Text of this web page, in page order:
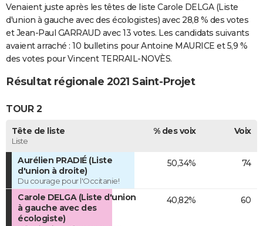
Venaient juste après les têtes de liste Carole DELGA (Liste
d'union à gauche avec des écologistes) avec 28,8 % des votes
et Jean-Paul GARRAUD avec 13 votes. Les candidats suivants
avaient arraché : 10 bulletins pour Antoine MAURICE et 5,9 %
des votes pour Vincent TERRAIL-NOVÈS.
Résultat régionale 2021 Saint-Projet
TOUR 2
Tête de liste
Liste
% des voix Voix
Aurélien PRADIÉ (Liste
d'union à droite)
Du courage pour l'Occitanie!
50,34% 74
Carole DELGA (Liste d'union
à gauche avec des
écologiste)
40,82% 60